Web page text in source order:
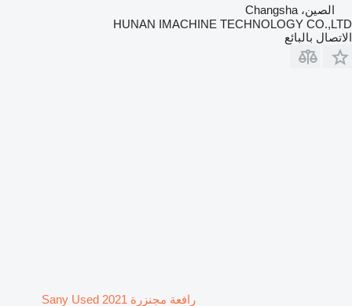
الصين، Changsha
HUNAN IMACHINE TECHNOLOGY CO.,LTD
الاتصال بالبائع
رافعة مجنزرة Sany Used 2021